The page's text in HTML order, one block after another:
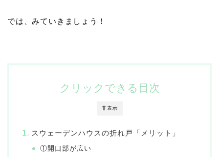
では、みていきましょう！
非表示
クリックできる目次
スウェーデンハウスの折れ戸「メリット」
①開口部が広い